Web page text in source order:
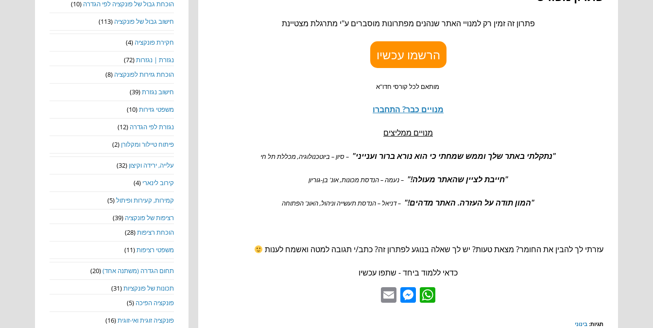
פתרון זה זמין רק למנויי האתר שנהנים מפתרונות מוסברים ע"י מתרגלת מצטיינת
הרשמו עכשיו
מותאם לכל קורסי חדו"א
מנויים כבר? התחברו
מנויים ממליצים
"נתקלתי באתר שלך וממש שמחתי כי הוא נורא ברור וענייני" – סיון – ביוטכנולוגיה, מכללת תל חי
"חייבת לציין שהאתר מעולה!" – נעמה – הנדסת מכונות, אונ' בן-גוריון
"המון תודה על העזרה. האתר מדהים!" – דניאל – הנדסת תעשייה וניהול, האונ' הפתוחה
עזרתי לך להבין את החומר? מצאת טעות? יש לך שאלה בנוגע לפתרון זה? כתב/י תגובה למטה ואשמח לענות
כדאי ללמוד ביחד - שתפו עכשיו
W
M
תגיות: בינוני
הוכחת גבול של פונקציה לפי הגדרה (10)
חישוב גבול של פונקציה (113)
חקירת פונקציה (4)
נגזרת | נגזרות(72)
הוכחת גזירות לפונקציה (8)
חישוב נגזרת(39)
משפטי גזירות(10)
נגזרת לפי הגדרה (12)
פיתוח טיילור ומקלורן (2)
עלייה, ירידה וקיצון (32)
קירוב לינארי (4)
קמירות, קעירות ופיתול(5)
רציפות של פונקציה (39)
הוכחת רציפות(28)
משפטי רציפות(11)
תחום הגדרה (משתנה אחד)(20)
תכונות של פונקציות(31)
פונקציה הפיכה (5)
פונקציה זוגית ואי-זוגית(16)